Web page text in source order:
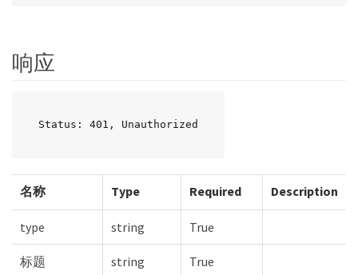
响应
Status: 401, Unauthorized
名称 Type Required Description
type string True
标题 string True